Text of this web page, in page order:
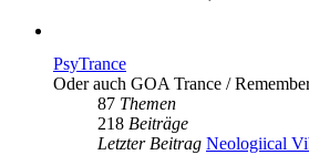
PsyTrance
Oder auch GOA Trance /
87 Themen
218 Beiträge
Letzter Beitrag Neologiical